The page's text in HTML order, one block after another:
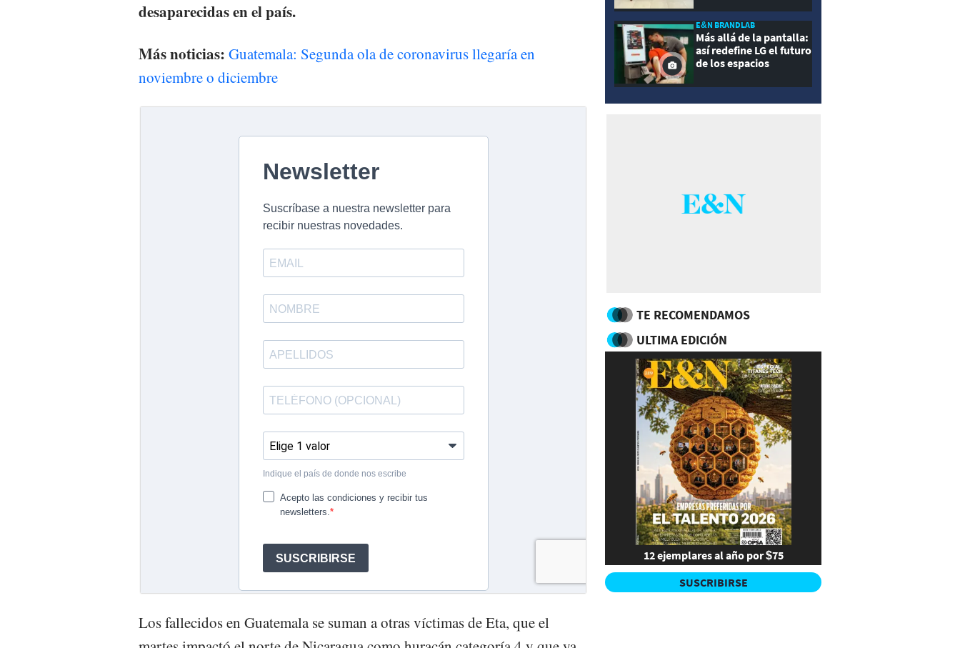
desaparecidas en el país.
Más noticias: Guatemala: Segunda ola de coronavirus llegaría en
noviembre o diciembre
Los fallecidos en Guatemala se suman a otras víctimas de Eta, que el
E&N BRANDLAB
Más allá de la pantalla:
así redefine LG el futuro
de los espacios
TE RECOMENDAMOS
ULTIMA EDICIÓN
12 ejemplares al año por $75
SUSCRIBIRSE